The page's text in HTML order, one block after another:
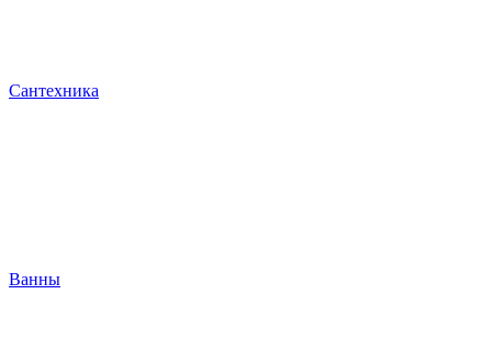
Сантехника
Ванны